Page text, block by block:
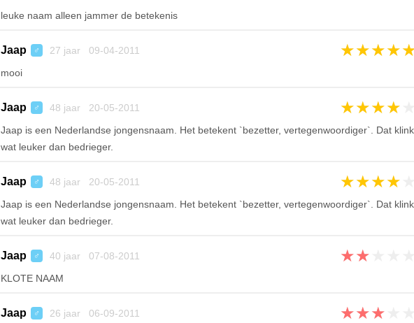
leuke naam alleen jammer de betekenis
Jaap ♂ 27 jaar 09-04-2011 ★★★★
mooi
Jaap ♂ 48 jaar 20-05-2011 ★★★★
Jaap is een Nederlandse jongensnaam. Het betekent `bezetter, vertegenwoordiger`. Dat
wat leuker dan bedrieger.
Jaap ♂ 48 jaar 20-05-2011 ★★★★
Jaap is een Nederlandse jongensnaam. Het betekent `bezetter, vertegenwoordiger`. Dat
wat leuker dan bedrieger.
Jaap ♂ 40 jaar 07-08-2011 ★★
KLOTE NAAM
Jaap ♂ 26 jaar 06-09-2011 ★★★